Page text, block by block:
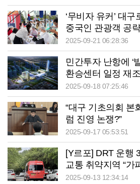
‘무비자 유커’ 대
중국인 관광객 공
2025-09-21 06:28:36
민간투자 난항에 ‘
환승센터 일정 재
2025-09-18 07:25:46
“대구 기초의회 본
럼 진영 논쟁?”
2025-09-17 05:53:51
[Y르포] DRT 운행
교통 취약지역 “가
병원까지…DRT가
2025-09-13 12:34:14